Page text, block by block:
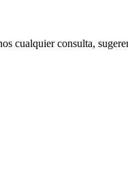
cualquier consulta,